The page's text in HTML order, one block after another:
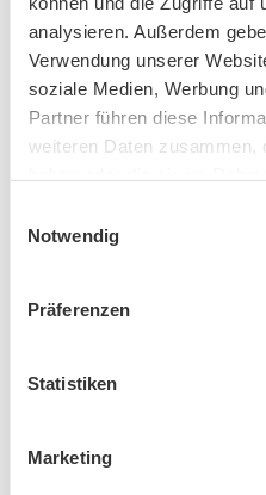
analysieren. Außerdem
Verwendung unserer
soziale Medien, Werbung
Partner führen diese
weiteren Daten zusammen,
Notwendig
Präferenzen
Statistiken
Marketing
AKTUELLE
Aktuelle Änderungen bei
Änderung! Aschauer